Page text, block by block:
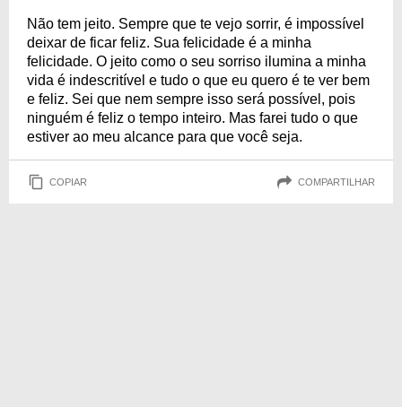
Não tem jeito. Sempre que te vejo sorrir, é impossível
deixar de ficar feliz. Sua felicidade é a minha
felicidade. O jeito como o seu sorriso ilumina a minha
vida é indescritível e tudo o que eu quero é te ver bem
e feliz. Sei que nem sempre isso será possível, pois
ninguém é feliz o tempo inteiro. Mas farei tudo o que
estiver ao meu alcance para que você seja.
COPIAR COMPARTILHAR